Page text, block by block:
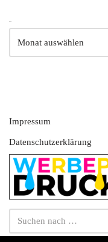
Impressum
Datenschutzerklärung